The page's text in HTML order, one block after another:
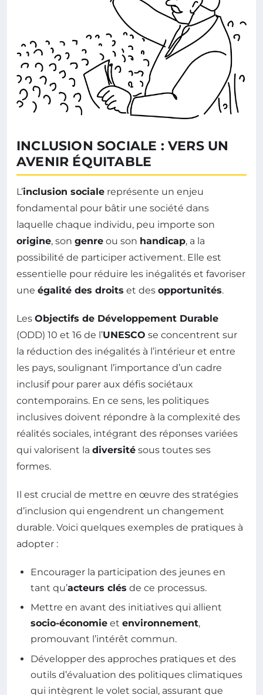
INCLUSION SOCIALE : VERS UN
AVENIR ÉQUITABLE
L’inclusion sociale représente un enjeu
fondamental pour bâtir une société dans
laquelle chaque individu, peu importe son
origine, son genre ou son handicap, a la
possibilité de participer activement. Elle est
essentielle pour réduire les inégalités et favoriser
une égalité des droits et des opportunités.
Les Objectifs de Développement Durable
(ODD) 10 et 16 de l’UNESCO se concentrent sur
la réduction des inégalités à l’intérieur et entre
les pays, soulignant l’importance d’un cadre
inclusif pour parer aux défis sociétaux
contemporains. En ce sens, les politiques
inclusives doivent répondre à la complexité des
réalités sociales, intégrant des réponses variées
qui valorisent la diversité sous toutes ses
formes.
Il est crucial de mettre en œuvre des stratégies
d’inclusion qui engendrent un changement
durable. Voici quelques exemples de pratiques à
adopter :
Encourager la participation des jeunes en
tant qu’acteurs clés de ce processus.
Mettre en avant des initiatives qui allient
socio-économie et environnement,
promouvant l’intérêt commun.
Développer des approches pratiques et des
outils d’évaluation des politiques climatiques
qui intègrent le volet social, assurant que